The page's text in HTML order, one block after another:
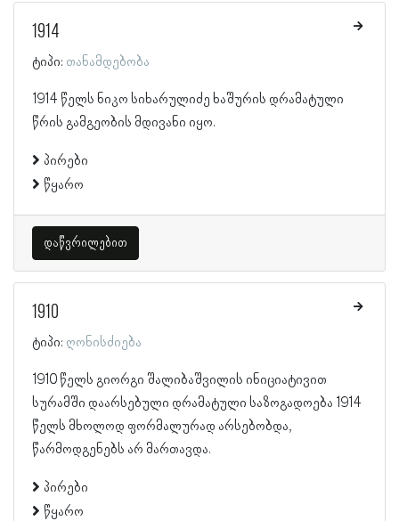
1914
ტიპი: თანამდებობა
1914 წელს ნიკო სიხარულიძე ხაშურის დრამატული
წრის გამგეობის მდივანი იყო.
პირები
წყარო
დაწვრილებით
1910
ტიპი: ღონისძიება
1910 წელს გიორგი შალიბაშვილის ინიციატივით
სურამში დაარსებული დრამატული საზოგადოება 1914
წელს მხოლოდ ფორმალურად არსებობდა,
წარმოდგენებს არ მართავდა.
პირები
წყარო